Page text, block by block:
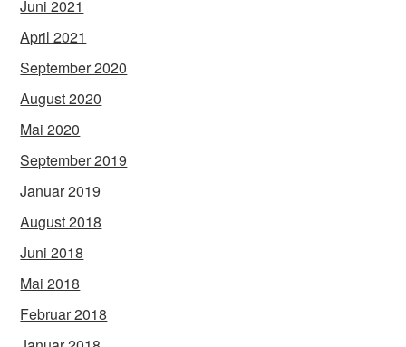
Juni 2021
April 2021
September 2020
August 2020
Mai 2020
September 2019
Januar 2019
August 2018
Juni 2018
Mai 2018
Februar 2018